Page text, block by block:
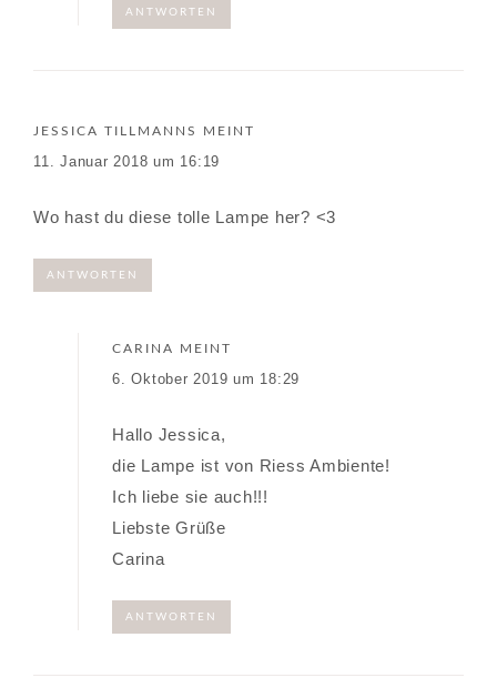
ANTWORTEN
JESSICA TILLMANNS MEINT
11. Januar 2018 um 16:19
Wo hast du diese tolle Lampe her? <3
ANTWORTEN
CARINA MEINT
6. Oktober 2019 um 18:29
Hallo Jessica,
die Lampe ist von Riess Ambiente!
Ich liebe sie auch!!!
Liebste Grüße
Carina
ANTWORTEN